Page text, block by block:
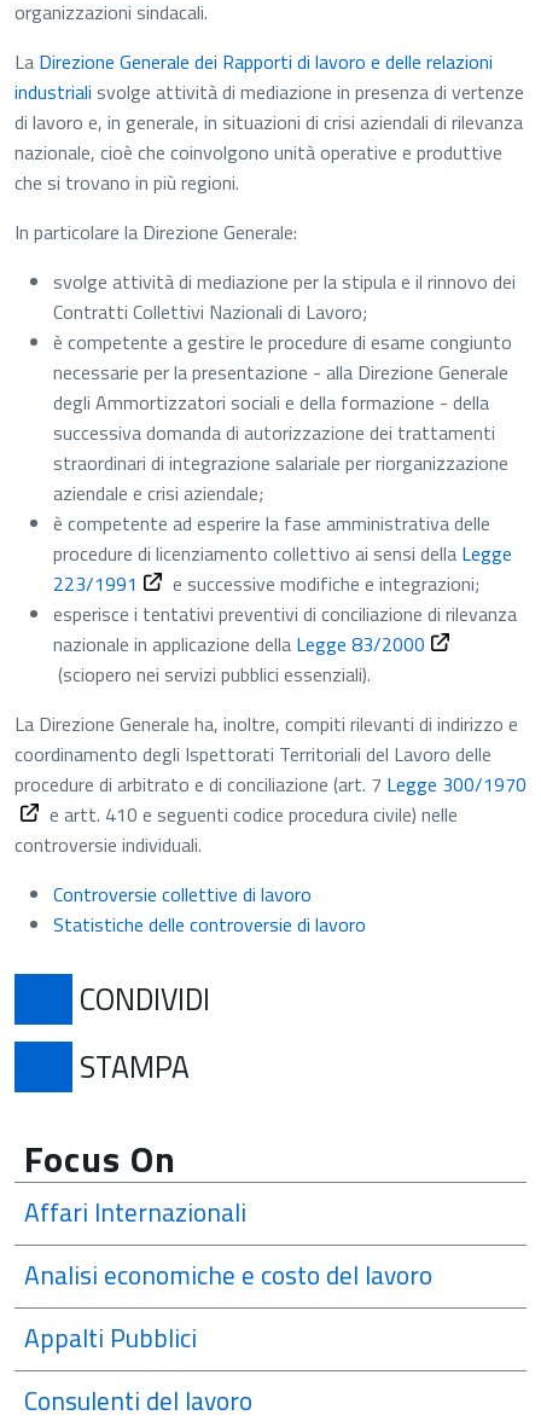
organizzazioni sindacali.
La Direzione Generale dei Rapporti di lavoro e delle relazioni
industriali svolge attività di mediazione in presenza di vertenze
di lavoro e, in generale, in situazioni di crisi aziendali di rilevanza
nazionale, cioè che coinvolgono unità operative e produttive
che si trovano in più regioni.
In particolare la Direzione Generale:
svolge attività di mediazione per la stipula e il rinnovo dei
Contratti Collettivi Nazionali di Lavoro;
è competente a gestire le procedure di esame congiunto
necessarie per la presentazione - alla Direzione Generale
degli Ammortizzatori sociali e della formazione - della
successiva domanda di autorizzazione dei trattamenti
straordinari di integrazione salariale per riorganizzazione
aziendale e crisi aziendale;
è competente ad esperire la fase amministrativa delle
procedure di licenziamento collettivo ai sensi della Legge
223/1991
e successive modifiche e integrazioni;
esperisce i tentativi preventivi di conciliazione di rilevanza
nazionale in applicazione della Legge 83/2000
(sciopero nei servizi pubblici essenziali).
La Direzione Generale ha, inoltre, compiti rilevanti di indirizzo e
coordinamento degli Ispettorati Territoriali del Lavoro delle
procedure di arbitrato e di conciliazione (art. 7 Legge 300/1970
e artt. 410 e seguenti codice procedura civile) nelle
controversie individuali.
Controversie collettive di lavoro
Statistiche delle controversie di lavoro
CONDIVIDI
STAMPA
Focus On
Affari Internazionali
Analisi economiche e costo del lavoro
Appalti Pubblici
Consulenti del lavoro